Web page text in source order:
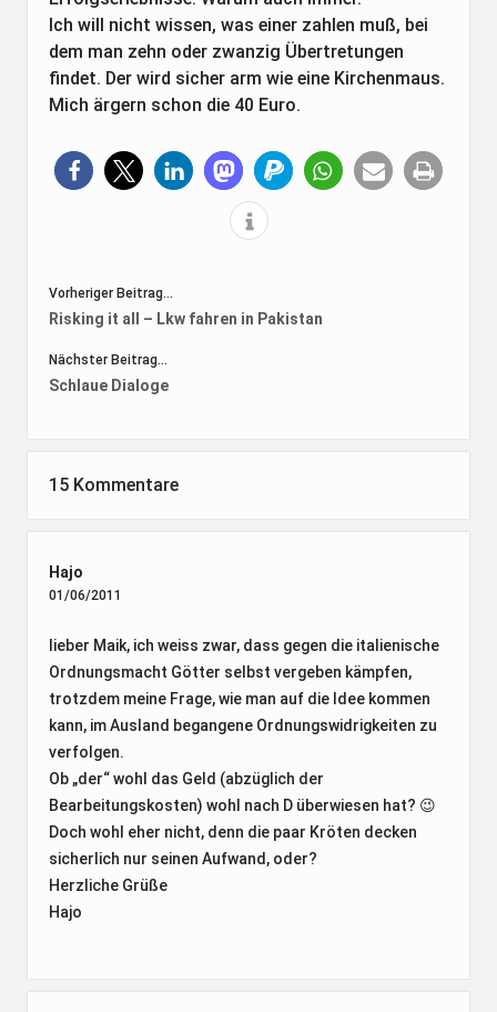
Ich will nicht wissen, was einer zahlen muß, bei
dem man zehn oder zwanzig Übertretungen
findet. Der wird sicher arm wie eine Kirchenmaus.
Mich ärgern schon die 40 Euro.
Vorheriger Beitrag...
Risking it all – Lkw fahren in Pakistan
Nächster Beitrag...
Schlaue Dialoge
15 Kommentare
Hajo
01/06/2011
lieber Maik, ich weiss zwar, dass gegen die italienische
Ordnungsmacht Götter selbst vergeben kämpfen,
trotzdem meine Frage, wie man auf die Idee kommen
kann, im Ausland begangene Ordnungswidrigkeiten zu
verfolgen.
Ob „der“ wohl das Geld (abzüglich der
Bearbeitungskosten) wohl nach D überwiesen hat? 😉
Doch wohl eher nicht, denn die paar Kröten decken
sicherlich nur seinen Aufwand, oder?
Herzliche Grüße
Hajo